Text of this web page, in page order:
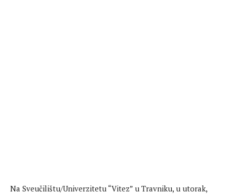
Na Sveučilištu/Univerzitetu “Vitez” u Travniku, u utorak,